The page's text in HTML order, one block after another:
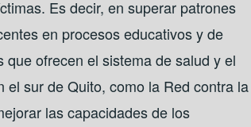
Es decir, en superar patrones
en procesos educativos y de
ofrecen el sistema de salud y el
sur de Quito, como la Red contra la
las capacidades de los